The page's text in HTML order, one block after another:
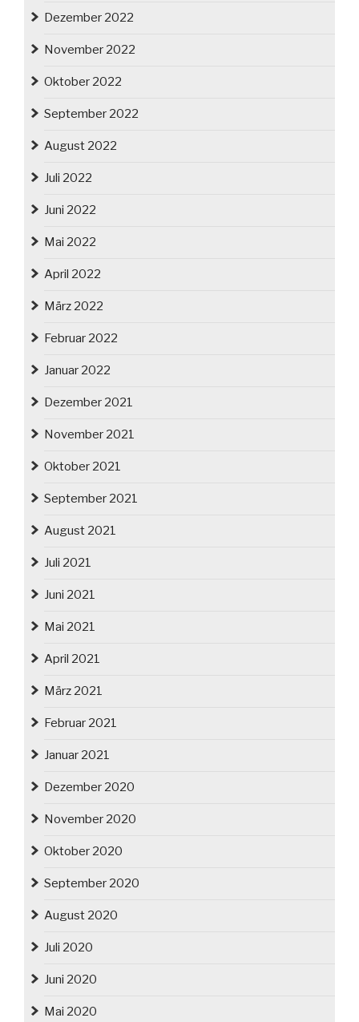
Dezember 2022
November 2022
Oktober 2022
September 2022
August 2022
Juli 2022
Juni 2022
Mai 2022
April 2022
März 2022
Februar 2022
Januar 2022
Dezember 2021
November 2021
Oktober 2021
September 2021
August 2021
Juli 2021
Juni 2021
Mai 2021
April 2021
März 2021
Februar 2021
Januar 2021
Dezember 2020
November 2020
Oktober 2020
September 2020
August 2020
Juli 2020
Juni 2020
Mai 2020